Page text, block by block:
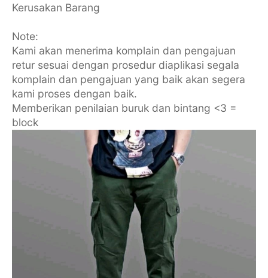
Kerusakan Barang
Note:
Kami akan menerima komplain dan pengajuan
retur sesuai dengan prosedur diaplikasi segala
komplain dan pengajuan yang baik akan segera
kami proses dengan baik.
Memberikan penilaian buruk dan bintang <3 =
block